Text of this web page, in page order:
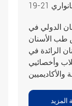
جانواري
الدولي في
طب الأسنان
الرائدة في
وأخصائيي
المزيد